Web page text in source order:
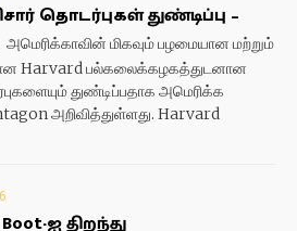
தொடர்புகள் துண்டிப்பு –
அமெரிக்காவின் மிகவும் பழமையான மற்றும்
Harvard பல்கலைக்கழகத்துடனான
துண்டிப்பதாக அமெரிக்க
அறிவித்துள்ளது. Harvard
ஐ திறந்து